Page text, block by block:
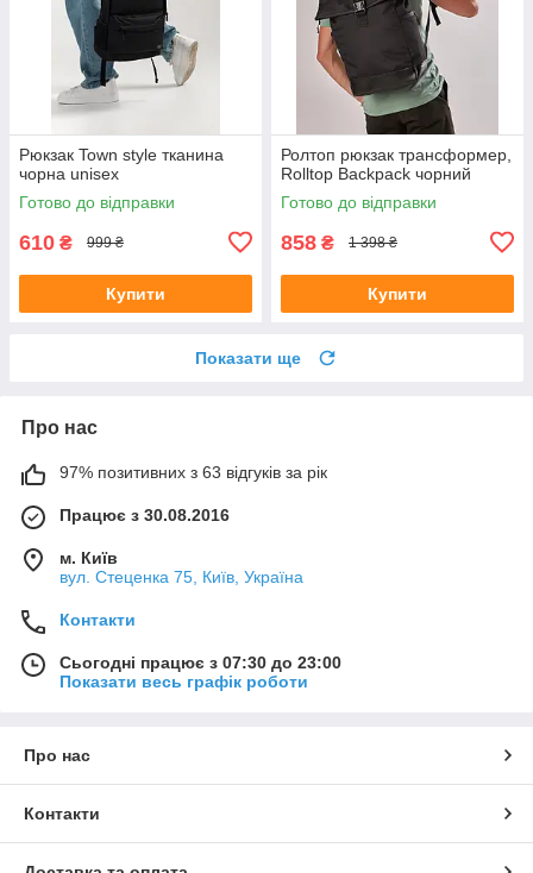
Рюкзак Town style тканина
чорна unisex
Готово до відправки
610 ₴ 999 ₴
Купити
Ролтоп рюкзак трансформер,
Rolltop Backpack чорний
Готово до відправки
858 ₴ 1 398 ₴
Купити
Показати ще
Про нас
97% позитивних з 63 відгуків за рік
Працює з 30.08.2016
м. Київ
вул. Стеценка 75, Київ, Україна
Контакти
Сьогодні працює з 07:30 до 23:00
Показати весь графік роботи
Про нас
Контакти